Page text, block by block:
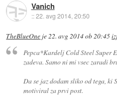
Vanich
::22. avg 2014, 20:50
TheBlueOne je22. avg 2014 ob 20:45
Pepca*Kardelj Cold Steel Super
zadeva. Samo ni mi vsec zaradi
Da se jaz dodam sliko od tega, ki
motiviral za prvi post.